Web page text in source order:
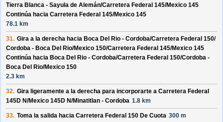
Tierra Blanca - Sayula de Alemán/Carretera Federal 145/Mexico 145
Continúa hacia Carretera Federal 145/Mexico 145
78.1 km
31. Gira a la derecha hacia Boca Del Rio - Cordoba/Carretera Federal 150/
Cordoba - Boca Del Rio/Mexico 150/Carretera Federal 145/Mexico 145
Continúa hacia Boca Del Rio - Cordoba/Carretera Federal 150/Cordoba -
Boca Del Rio/Mexico 150
2.3 km
32. Gira ligeramente a la derecha para incorporarte a Carretera Federal
145D N/Mexico 145D N/Minatitlan - Cordoba 1.8 km
33. Toma la salida hacia Carretera Federal 150 De Cuota 300 m